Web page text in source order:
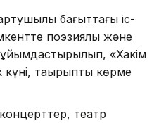
бағыттағы іс-
поэзиялық және
«Хакім
тақырыптық көрме
театр